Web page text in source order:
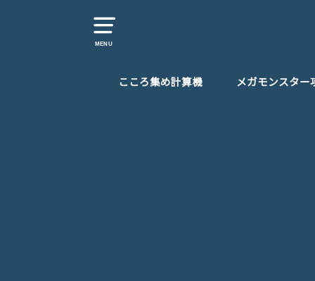
MENU
こころ集め計算機 メガモンスター